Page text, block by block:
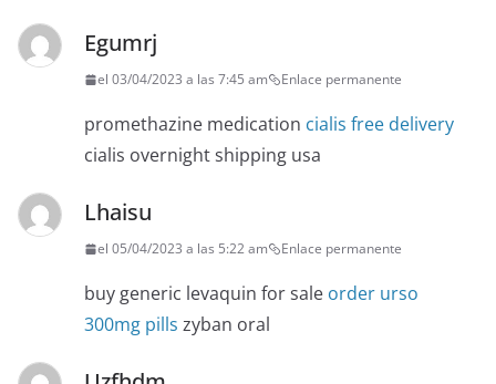
Egumrj
el 03/04/2023 a las 7:45 am Enlace permanente
promethazine medication cialis free delivery
cialis overnight shipping usa
Lhaisu
el 05/04/2023 a las 5:22 am Enlace permanente
buy generic levaquin for sale order urso
300mg pills zyban oral